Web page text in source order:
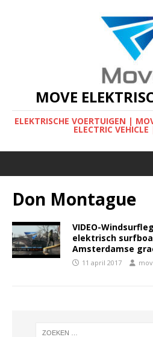
MOVE
ELEKTRISCHE VOERTUIGEN |
ELECTRIC
Don Montague
VIDEO-
elektrisch
Amsterdamse
11 april 2017